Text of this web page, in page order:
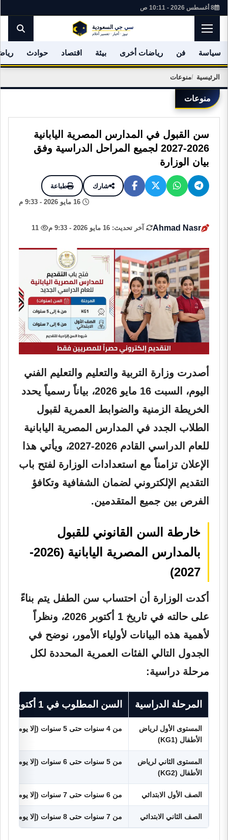
8 أغسطس 2026 - 10:11 ص
سياسة فن رياضات أخرى بيئة اقتصاد حوادث
الرئيسية منوعات
منوعات
سن القبول في المدارس المصرية اليابانية
2026-2027 لجميع المراحل الدراسية وفق
بيان الوزارة
شارك طباعة
Ahmad Nasr آخر تحديث: 16 مايو 2026 - 9:33 م
أصدرت وزارة التربية والتعليم والتعليم الفني
اليوم، السبت 16 مايو 2026، بياناً رسمياً يحدد
الخريطة الزمنية والضوابط العمرية لقبول
الطلاب الجدد في المدارس المصرية اليابانية
للعام الدراسي القادم 2026-2027، ويأتي هذا
الإعلان تزامناً مع استعدادات الوزارة لفتح باب
التقديم الإلكتروني لضمان الشفافية وتكافؤ
الفرص بين جميع المتقدمين.
خارطة السن القانوني للقبول
بالمدارس المصرية اليابانية (2026-
2027)
أكدت الوزارة أن احتساب سن الطفل يتم بناءً
على حالته في تاريخ 1 أكتوبر 2026، ونظراً
لأهمية هذه البيانات لأولياء الأمور، نوضح في
الجدول التالي الفئات العمرية المحددة لكل
مرحلة دراسية:
المرحلة الدراسية السن المطلوب في 1 أكتوبر 2026
المستوى الأول لرياض
الأطفال (KG1)
من 4 سنوات حتى 5 سنوات (إلا يوماً)
المستوى الثاني لرياض
الأطفال (KG2)
من 5 سنوات حتى 6 سنوات (إلا يوماً)
الصف الأول الابتدائي من 6 سنوات حتى 7 سنوات (إلا يوماً)
الصف الثاني الابتدائي من 7 سنوات حتى 8 سنوات (إلا يوماً)